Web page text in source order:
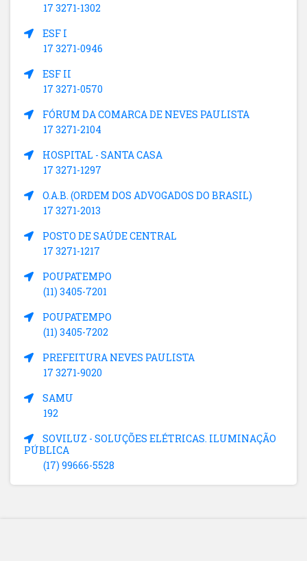
17 3271-1302
ESF I
17 3271-0946
ESF II
17 3271-0570
FÓRUM DA COMARCA DE NEVES PAULISTA
17 3271-2104
HOSPITAL - SANTA CASA
17 3271-1297
O.A.B. (ORDEM DOS ADVOGADOS DO BRASIL)
17 3271-2013
POSTO DE SAÚDE CENTRAL
17 3271-1217
POUPATEMPO
(11) 3405-7201
POUPATEMPO
(11) 3405-7202
PREFEITURA NEVES PAULISTA
17 3271-9020
SAMU
192
SOVILUZ - SOLUÇÕES ELÉTRICAS. ILUMINAÇÃO
PÚBLICA
(17) 99666-5528